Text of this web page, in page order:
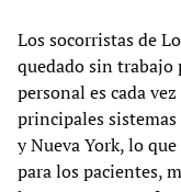
Los socorristas de
quedado sin trabajo
personal es cada
principales
y Nueva York, lo
para los pacientes,